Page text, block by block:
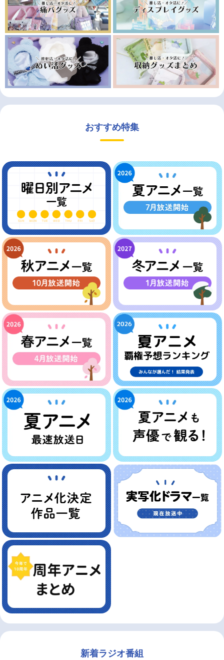
おすすめ特集
新着ラジオ番組